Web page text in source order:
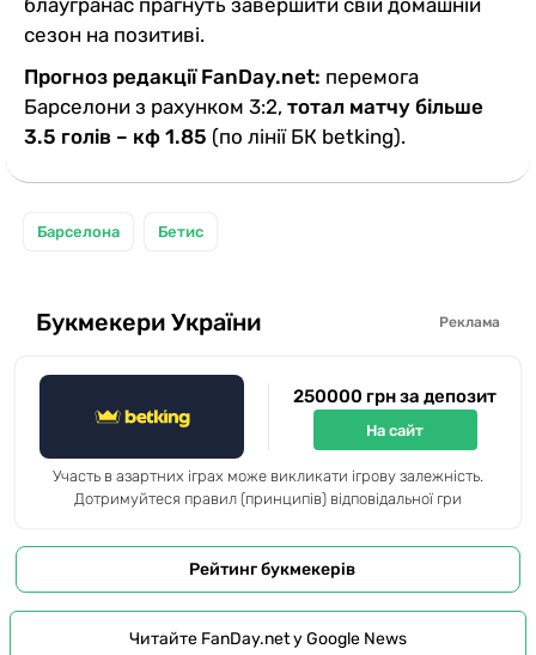
блаугранас прагнуть завершити свій домашній
сезон на позитиві.
Прогноз редакції FanDay.net: перемога
Барселони з рахунком 3:2, тотал матчу більше
3.5 голів – кф 1.85 (по лінії БК betking).
Барселона Бетис
Букмекери України Реклама
250000 грн за депозит
На сайт
Участь в азартних іграх може викликати ігрову залежність.
Дотримуйтеся правил (принципів) відповідальної гри
Рейтинг букмекерів
Читайте FanDay.net у Google News